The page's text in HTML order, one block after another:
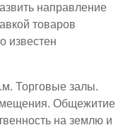
направление
товаров
известен
Торговые залы.
Общежитие
на землю и